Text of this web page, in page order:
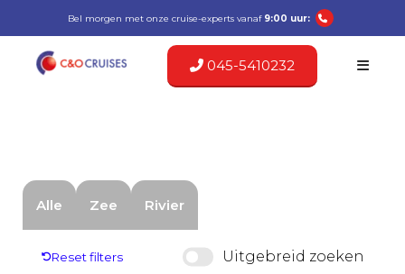
Bel morgen met onze cruise-experts vanaf 9:00 uur:
045-5410232